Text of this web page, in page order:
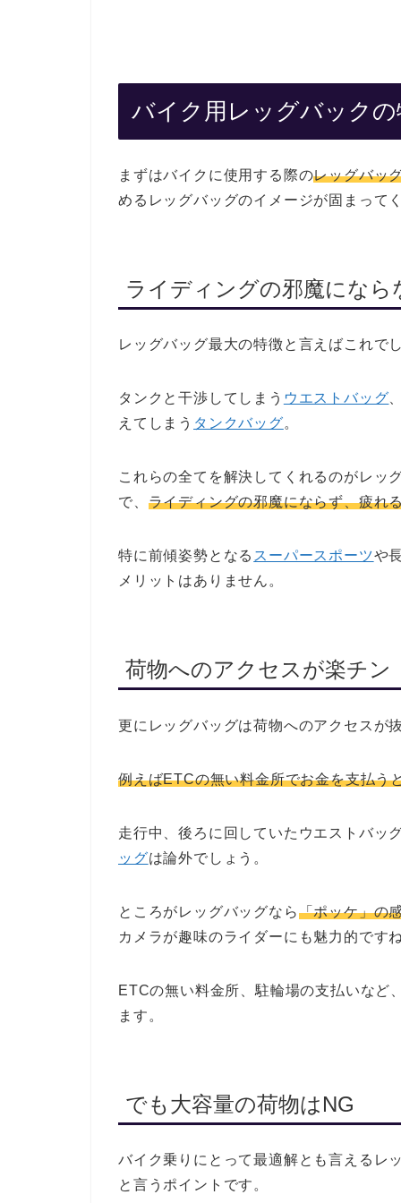
バイク用レッグバック
まずはバイクに使用する際のレッグバッ
めるレッグバッグのイメージが固まって
ライディングの邪魔になら
レッグバッグ最大の特徴と言えばこれで
タンクと干渉してしまう ウエストバッグ
えてしまう タンクバッグ。
これらの全てを解決してくれるのがレッ
で、 ライディングの邪魔にならず、疲れ
特に前傾姿勢となる スーパースポーツや
メリットはありません。
荷物へのアクセスが楽チン
更にレッグバッグは荷物へのアクセスが
例えばETCの無い料金所でお金を支払う
走行中、後ろに回していたウエストバッ
ッグは論外でしょう。
ところがレッグバッグなら「ポッケ」の
カメラが趣味のライダーにも魅力的です
ETCの無い料金所、駐輪場の支払いなど
ます。
でも大容量の荷物はNG
バイク乗りにとって最適解とも言えるレ
と言うポイントです。